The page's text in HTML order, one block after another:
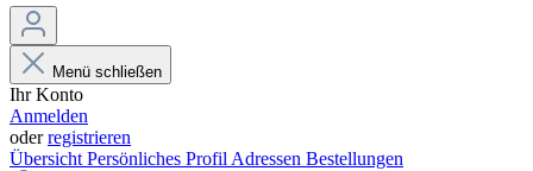
Menü schließen
Ihr Konto
Anmelden
oderregistrieren
Übersicht Persönliches Profil Adressen Bestellungen